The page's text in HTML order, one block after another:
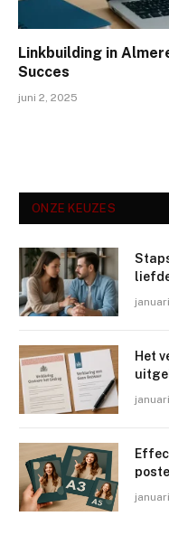
Linkbuilding in
Succes
juni 2, 2025
ONZE KEUZES
Het